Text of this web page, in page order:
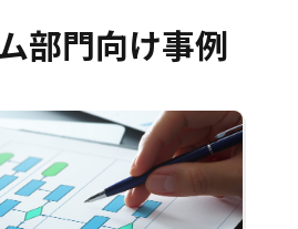
部門向け事例